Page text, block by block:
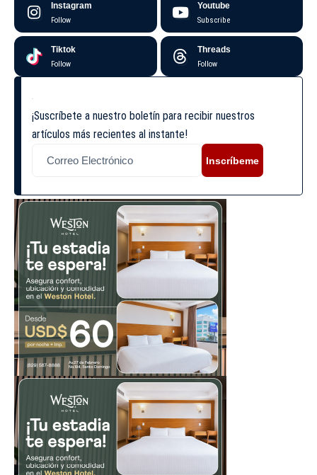
Instagram
Follow
Youtube
Subscribe
Tiktok
Follow
Threads
Follow
¡Suscríbete a nuestro boletín para recibir nuestros
artículos más recientes al instante!
Inscríbeme